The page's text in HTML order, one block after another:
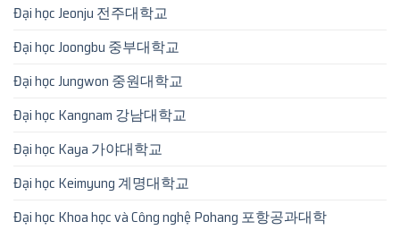
Đại học Jeonju 전주대학교
Đại học Joongbu 중부대학교
Đại học Jungwon 중원대학교
Đại học Kangnam 강남대학교
Đại học Kaya 가야대학교
Đại học Keimyung 계명대학교
Đại học Khoa học và Công nghệ Pohang 포항공과대학